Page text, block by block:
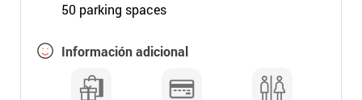
50 parking spaces
Información adicional